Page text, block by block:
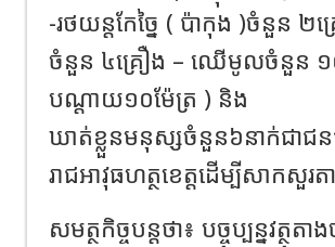
-រថយន្តកែច្នៃ ( ប៉ាកុង )ចំនួន ២
ចំនួន ៤គ្រឿង – ឈើមូលចំនួន
បណ្តាយ១០ម៉ែត្រ ) និង
ឃាត់ខ្លួនមនុស្សចំនួន៦នាក់ជាជន
រាជអាវុធហត្ថខេត្តដើម្បីសាកសួរ
សមត្ថកិច្ចបន្តថា៖ បច្ចុប្បន្នវត្ថុ